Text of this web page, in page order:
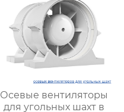
Осевые вентиляторы
для угольных шахт в